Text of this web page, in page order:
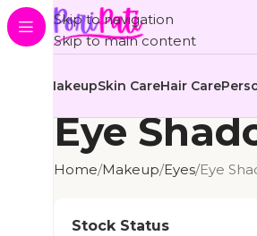
Skip to navigation
Skip to main content
MakeupSkin CareHair Care
Eye
Home Makeup Eyes Eye
Stock Status